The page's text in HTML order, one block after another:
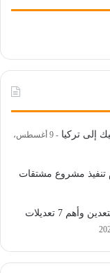
إلى تركيا
9 أغسطس،
تنفيذ مشروع مشتقات
تعرف على خطوات تيسير إجراءات تراخيص التعدين وأهم 7 تعديلات